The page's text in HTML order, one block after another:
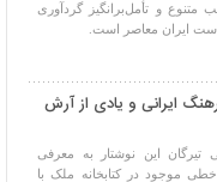
متنوع و تأمل‌برانگیز گردآوری
ایران معاصر است.
ایرانی و یادی از آرش
تیرگان این نوشتار به معرفی
موجود در کتابخانه ملک با